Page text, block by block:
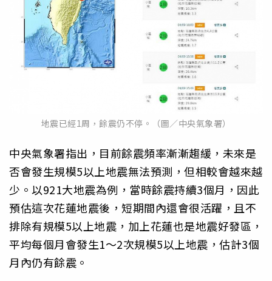
地震已經1周，餘震仍不停。（圖／中央氣象署）
中央氣象署指出，目前餘震頻率漸漸趨緩，未來是
否會發生規模5以上地震無法預測，但相較會越來越
少。以921大地震為例，當時餘震持續3個月，因此
預估這次花蓮地震後，短期間內還會很活躍，且不
排除有規模5以上地震，加上花蓮也是地震好發區，
平均每個月會發生1～2次規模5以上地震，估計3個
月內仍有餘震。